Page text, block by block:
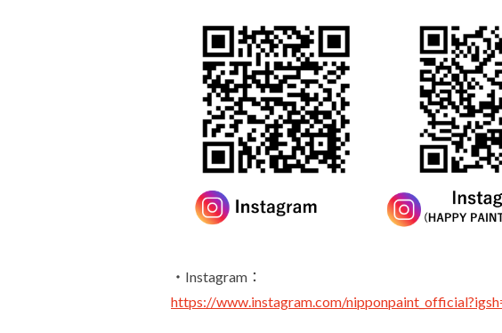
・Instagram：
https://www.instagram.com/